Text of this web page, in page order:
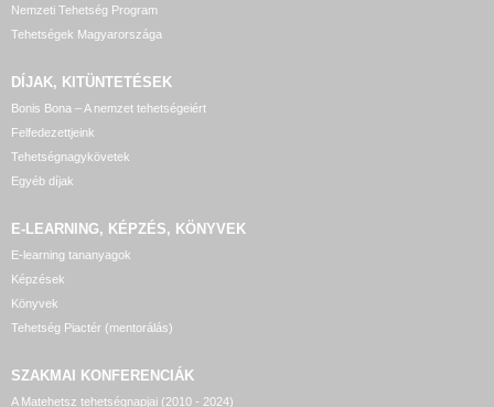
Nemzeti Tehetség Program
Tehetségek Magyarországa
DÍJAK, KITÜNTETÉSEK
Bonis Bona – A nemzet tehetségeiért
Felfedezettjeink
Tehetségnagykövetek
Egyéb díjak
E-LEARNING, KÉPZÉS, KÖNYVEK
E-learning tananyagok
Képzések
Könyvek
Tehetség Piactér (mentorálás)
SZAKMAI KONFERENCIÁK
A Matehetsz tehetségnapjai (2010 - 2024)